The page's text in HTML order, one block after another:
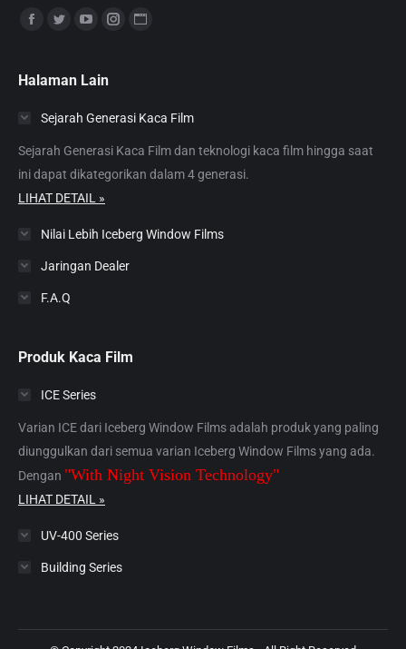
Find us on:
opens
new
window
opens
new
window
YouTube
opens
new
window
Instagram
new
window
new
window
Halaman Lain
Sejarah Generasi Kaca Film
Sejarah Generasi Kaca Film dan teknologi kaca film hingga saat
ini dapat dikategorikan dalam 4 generasi.
LIHAT DETAIL »
Nilai Lebih Iceberg Window Films
Jaringan Dealer
F.A.Q
Produk Kaca Film
ICE Series
Varian ICE dari Iceberg Window Films adalah produk yang paling
diunggulkan dari semua varian Iceberg Window Films yang ada.
Dengan "With Night Vision Technology"
LIHAT DETAIL »
UV-400 Series
Building Series